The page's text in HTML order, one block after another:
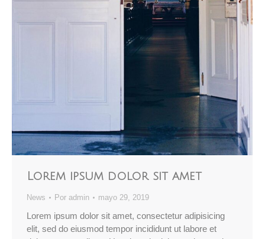
Lorem ipsum dolor sit amet
News Por admin mayo 29, 2019
Lorem ipsum dolor sit amet, consectetur adipisicing
elit, sed do eiusmod tempor incididunt ut labore et